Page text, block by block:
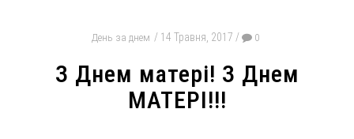
День за днем 14 Травня, 2017 0
З Днем матері! З Днем
МАТЕРІ!!!